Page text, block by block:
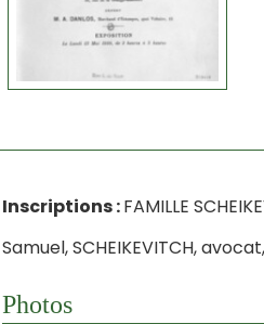
Inscriptions :FAMILLE
Samuel, SCHEIKEVITCH,
Photos